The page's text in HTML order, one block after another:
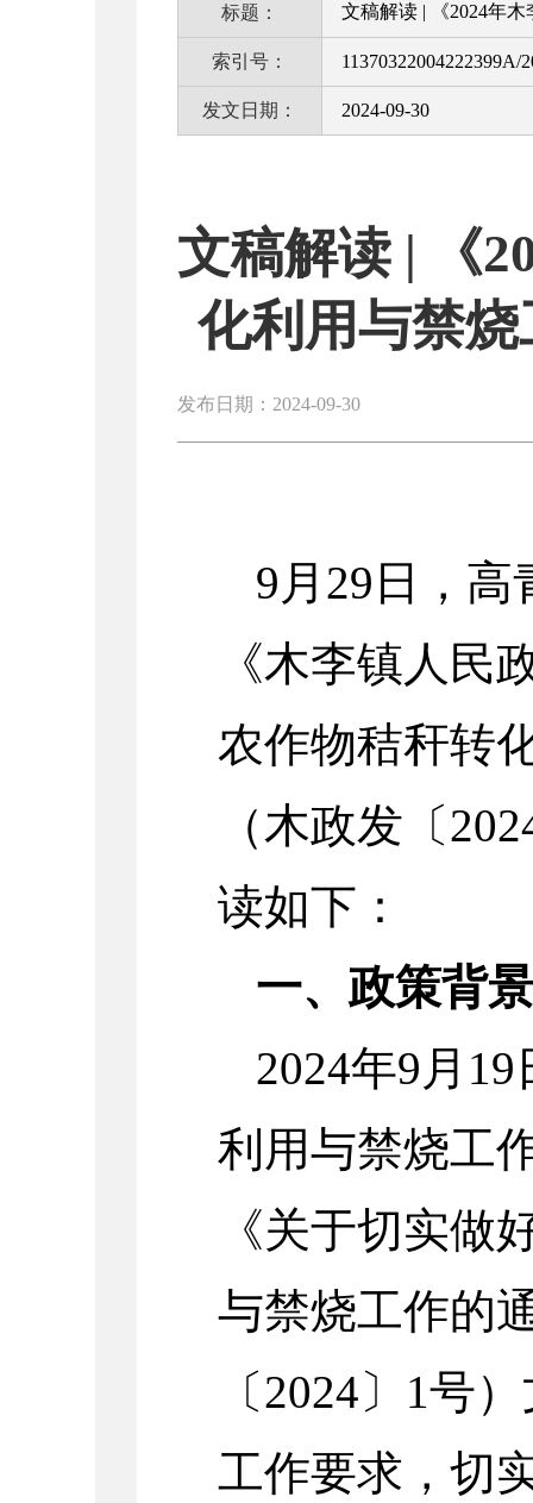
标题： 文稿解读 | 《2024年
索引号： 11370322004222399A/
发文日期： 2024-09-30
文稿解读 | 《
化利用与禁
发布日期：2024-09-30
9月29日，
《木李镇人民
农作物秸秆转
（木政发〔
读如下：
一、政策背景
2024年9月
利用与禁烧工
《关于切实做
与禁烧工作的
〔2024〕1号
工作要求，切